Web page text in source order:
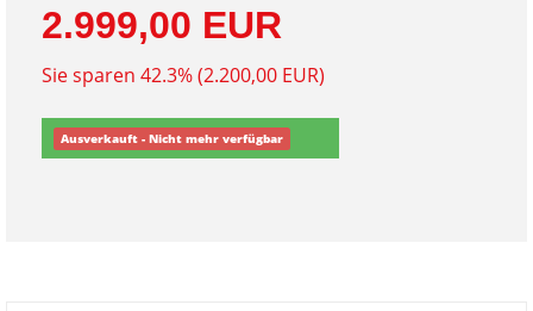
2.999,00 EUR
Sie sparen 42.3% (2.200,00 EUR)
Ausverkauft - Nicht mehr verfügbar